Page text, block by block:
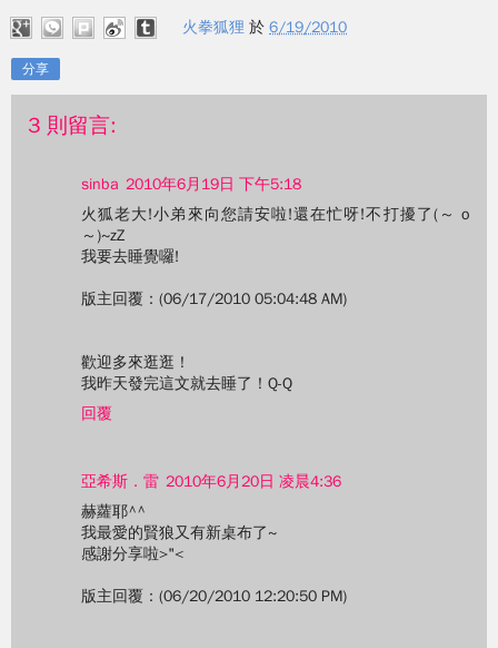
火拳狐狸 於6/19/2010
分享
3 則留言:
sinba 2010年6月19日 下午5:18
火狐老大!小弟來向您請安啦!還在忙呀!不打擾了(～ o
～)~zZ
我要去睡覺囉!
版主回覆：(06/17/2010 05:04:48 AM)
歡迎多來逛逛！
我昨天發完這文就去睡了！Q-Q
回覆
亞希斯．雷 2010年6月20日 凌晨4:36
赫蘿耶^^
我最愛的賢狼又有新桌布了~
感謝分享啦>"<
版主回覆：(06/20/2010 12:20:50 PM)